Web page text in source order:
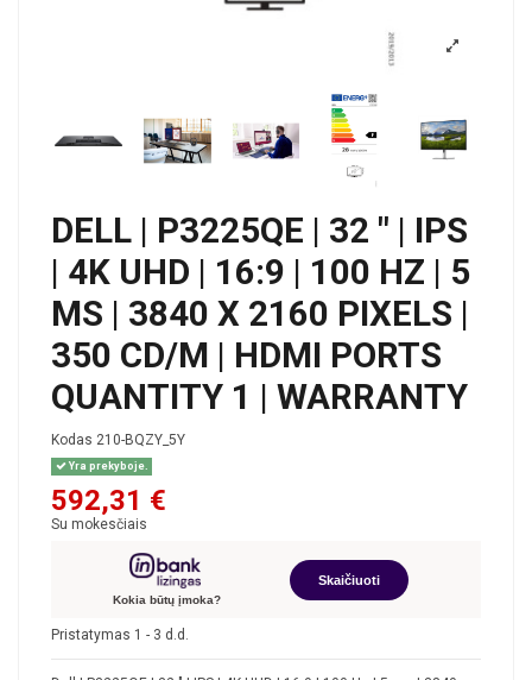
DELL | P3225QE | 32 " | IPS
| 4K UHD | 16:9 | 100 HZ | 5
MS | 3840 X 2160 PIXELS |
350 CD/M | HDMI PORTS
QUANTITY 1 | WARRANTY
Kodas 210-BQZY_5Y
Yra prekyboje.
592,31 €
Su mokesčiais
Kokia būtų įmoka?
Skaičiuoti
Pristatymas 1 - 3 d.d.